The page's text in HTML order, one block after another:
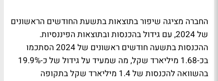
החברה מציגה שיפור בתוצאות בתשעת החודשים הראשונים
של 2024, עם גידול בהכנסות ובתוצאות הפיננסיות.
ההכנסות בתשעה חודשים ראשונים של 2024 הסתכמו
בכ-1.68 מיליארד שקל, מה שמעיד על גידול של כ-19.9%
בהשוואה להכנסות של 1.4 מיליארד שקל בתקופה